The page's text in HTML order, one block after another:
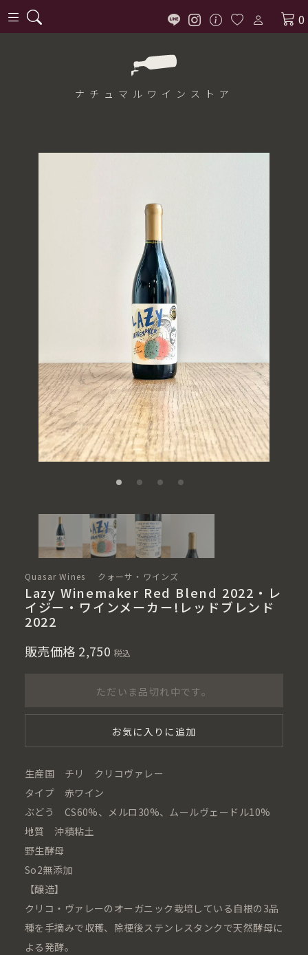
0
ナチュマル ワインストア
Quasar Wines クォーサ・ワインズ
Lazy Winemaker Red Blend 2022・レ
イジー・ワインメーカー!レッドブレンド
2022
販売価格 2,750 税込
ただいま品切れ中です。
お気に入りに追加
生産国 チリ クリコヴァレー
タイプ 赤ワイン
ぶどう CS60%、メルロ30%、ムールヴェードル10%
地質 沖積粘土
野生酵母
So2無添加
【醸造】
クリコ・ヴァレーのオーガニック栽培している自根の3品
種を手摘みで収穫、除梗後ステンレスタンクで天然酵母に
よる発酵。